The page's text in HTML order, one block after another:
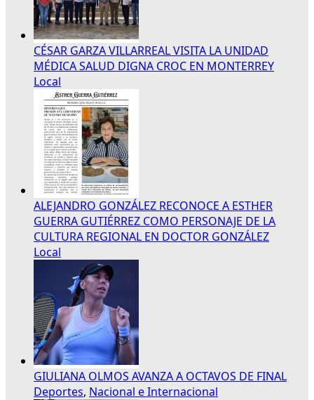
CÉSAR GARZA VILLARREAL VISITA LA UNIDAD
MÉDICA SALUD DIGNA CROC EN MONTERREY
Local
ALEJANDRO GONZÁLEZ RECONOCE A ESTHER
GUERRA GUTIÉRREZ COMO PERSONAJE DE LA
CULTURA REGIONAL EN DOCTOR GONZÁLEZ
Local
GIULIANA OLMOS AVANZA A OCTAVOS DE FINAL
Deportes, Nacional e Internacional